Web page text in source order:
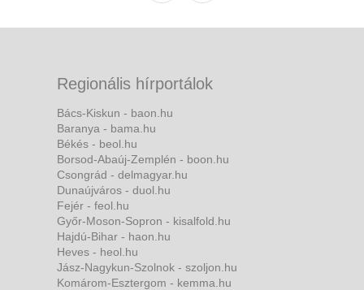
Regionális hírportálok
Bács-Kiskun - baon.hu
Baranya - bama.hu
Békés - beol.hu
Borsod-Abaúj-Zemplén - boon.hu
Csongrád - delmagyar.hu
Dunaújváros - duol.hu
Fejér - feol.hu
Győr-Moson-Sopron - kisalfold.hu
Hajdú-Bihar - haon.hu
Heves - heol.hu
Jász-Nagykun-Szolnok - szoljon.hu
Komárom-Esztergom - kemma.hu